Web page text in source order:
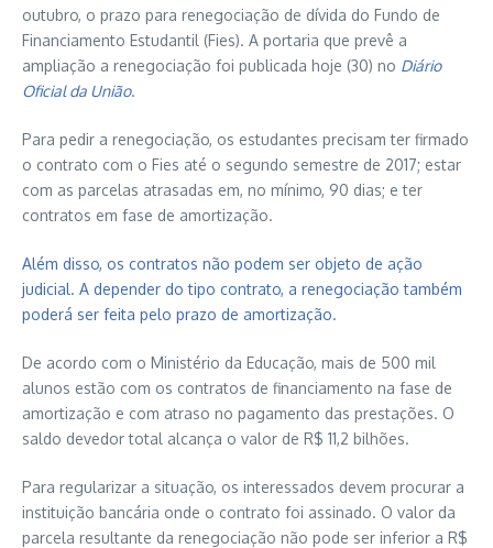
outubro, o prazo para renegociação de dívida do Fundo de
Financiamento Estudantil (Fies). A portaria que prevê a
ampliação a renegociação foi publicada hoje (30) no Diário
Oficial da União.
Para pedir a renegociação, os estudantes precisam ter firmado
o contrato com o Fies até o segundo semestre de 2017; estar
com as parcelas atrasadas em, no mínimo, 90 dias; e ter
contratos em fase de amortização.
Além disso, os contratos não podem ser objeto de ação
judicial. A depender do tipo contrato, a renegociação também
poderá ser feita pelo prazo de amortização.
De acordo com o Ministério da Educação, mais de 500 mil
alunos estão com os contratos de financiamento na fase de
amortização e com atraso no pagamento das prestações. O
saldo devedor total alcança o valor de R$ 11,2 bilhões.
Para regularizar a situação, os interessados devem procurar a
instituição bancária onde o contrato foi assinado. O valor da
parcela resultante da renegociação não pode ser inferior a R$